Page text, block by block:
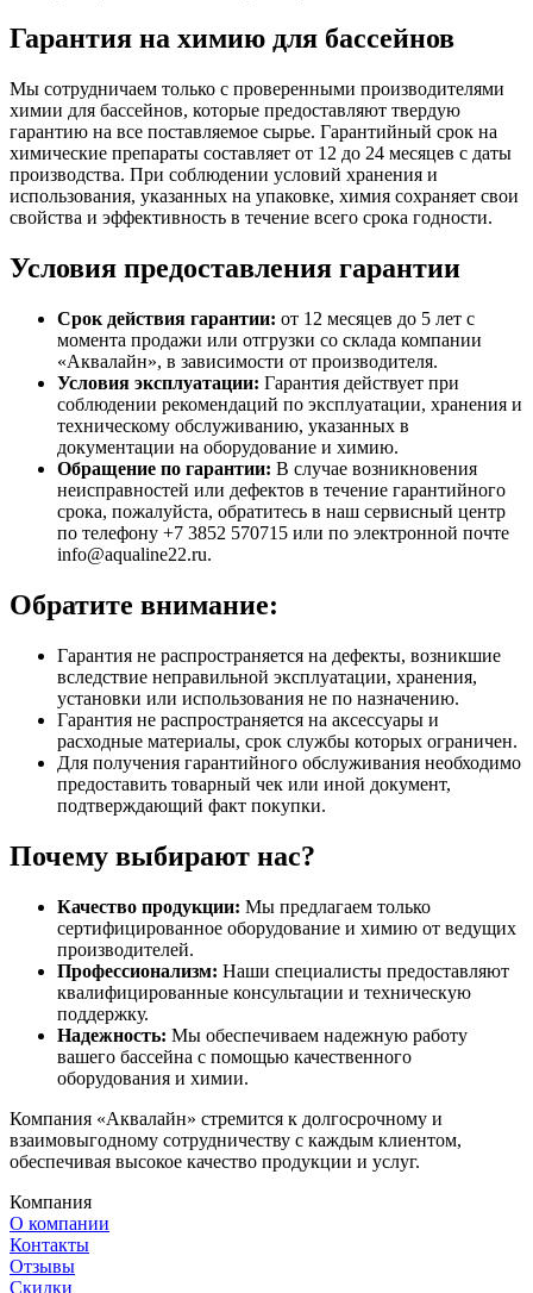
Гарантия на химию для бассейнов
Мы сотрудничаем только с проверенными производителями
химии для бассейнов, которые предоставляют твердую
гарантию на все поставляемое сырье. Гарантийный срок на
химические препараты составляет от 12 до 24 месяцев с даты
производства. При соблюдении условий хранения и
использования, указанных на упаковке, химия сохраняет свои
свойства и эффективность в течение всего срока годности.
Условия предоставления гарантии
Срок действия гарантии: от 12 месяцев до 5 лет с
момента продажи или отгрузки со склада компании
«Аквалайн», в зависимости от производителя.
Условия эксплуатации: Гарантия действует при
соблюдении рекомендаций по эксплуатации, хранения и
техническому обслуживанию, указанных в
документации на оборудование и химию.
Обращение по гарантии: В случае возникновения
неисправностей или дефектов в течение гарантийного
срока, пожалуйста, обратитесь в наш сервисный центр
по телефону +7 3852 570715 или по электронной почте
info@aqualine22.ru.
Обратите внимание:
Гарантия не распространяется на дефекты, возникшие
вследствие неправильной эксплуатации, хранения,
установки или использования не по назначению.
Гарантия не распространяется на аксессуары и
расходные материалы, срок службы которых ограничен.
Для получения гарантийного обслуживания необходимо
предоставить товарный чек или иной документ,
подтверждающий факт покупки.
Почему выбирают нас?
Качество продукции: Мы предлагаем только
сертифицированное оборудование и химию от ведущих
производителей.
Профессионализм: Наши специалисты предоставляют
квалифицированные консультации и техническую
поддержку.
Надежность: Мы обеспечиваем надежную работу
вашего бассейна с помощью качественного
оборудования и химии.
Компания «Аквалайн» стремится к долгосрочному и
взаимовыгодному сотрудничеству с каждым клиентом,
обеспечивая высокое качество продукции и услуг.
Компания
О компании
Контакты
Отзывы
Скидки